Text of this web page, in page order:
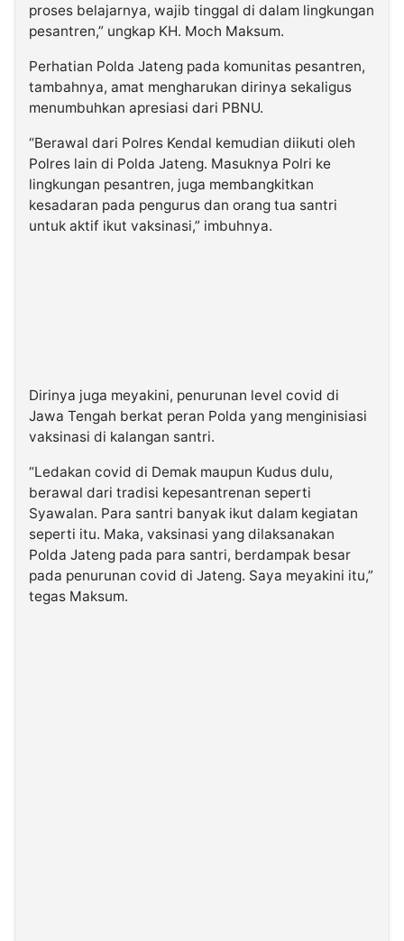
proses belajarnya, wajib tinggal di dalam lingkungan
pesantren,” ungkap KH. Moch Maksum.
Perhatian Polda Jateng pada komunitas pesantren,
tambahnya, amat mengharukan dirinya sekaligus
menumbuhkan apresiasi dari PBNU.
“Berawal dari Polres Kendal kemudian diikuti oleh
Polres lain di Polda Jateng. Masuknya Polri ke
lingkungan pesantren, juga membangkitkan
kesadaran pada pengurus dan orang tua santri
untuk aktif ikut vaksinasi,” imbuhnya.
Dirinya juga meyakini, penurunan level covid di
Jawa Tengah berkat peran Polda yang menginisiasi
vaksinasi di kalangan santri.
“Ledakan covid di Demak maupun Kudus dulu,
berawal dari tradisi kepesantrenan seperti
Syawalan. Para santri banyak ikut dalam kegiatan
seperti itu. Maka, vaksinasi yang dilaksanakan
Polda Jateng pada para santri, berdampak besar
pada penurunan covid di Jateng. Saya meyakini itu,”
tegas Maksum.